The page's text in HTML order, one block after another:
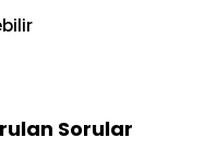
Sorular